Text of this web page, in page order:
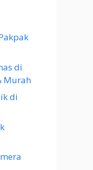
di
Murah
di